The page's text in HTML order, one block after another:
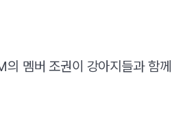
멤버 조권이 강아지들과 함께